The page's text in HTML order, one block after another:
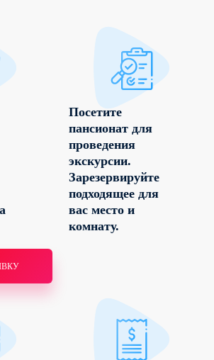
Посетите
пансионат для
проведения
экскурсии.
Зарезервируйте
подходящее для
вас место и
комнату.